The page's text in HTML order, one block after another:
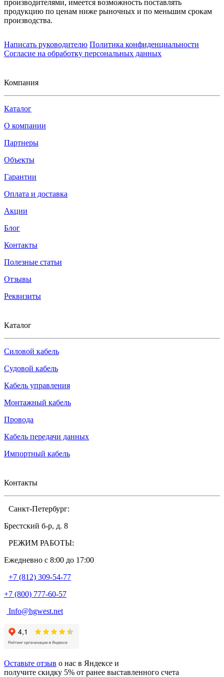
производителями, имеется возможность поставлять
продукцию по ценам ниже рыночных и по меньшим срокам
производства.
Написать руководителю Политика конфиденциальности
Согласие на обработку персональных данных
Компания
Каталог
О компании
Партнеры
Объекты
Гарантии
Оплата и доставка
Акции
Блог
Контакты
Полезные статьи
Отзывы
Реквизиты
Каталог
Силовой кабель
Судовой кабель
Кабель управления
Монтажный кабель
Провода
Кабель передачи данных
Импортный кабель
Контакты
Санкт-Петербург:
Брестский б-р, д. 8
РЕЖИМ РАБОТЫ:
Ежедневно c 8:00 до 17:00
+7 (812) 309-54-77
+7 (800) 777-60-57
Info@hgwest.net
Оставьте отзыв о нас в Яндексе и
получите скидку 5% от ранее выставленного счета